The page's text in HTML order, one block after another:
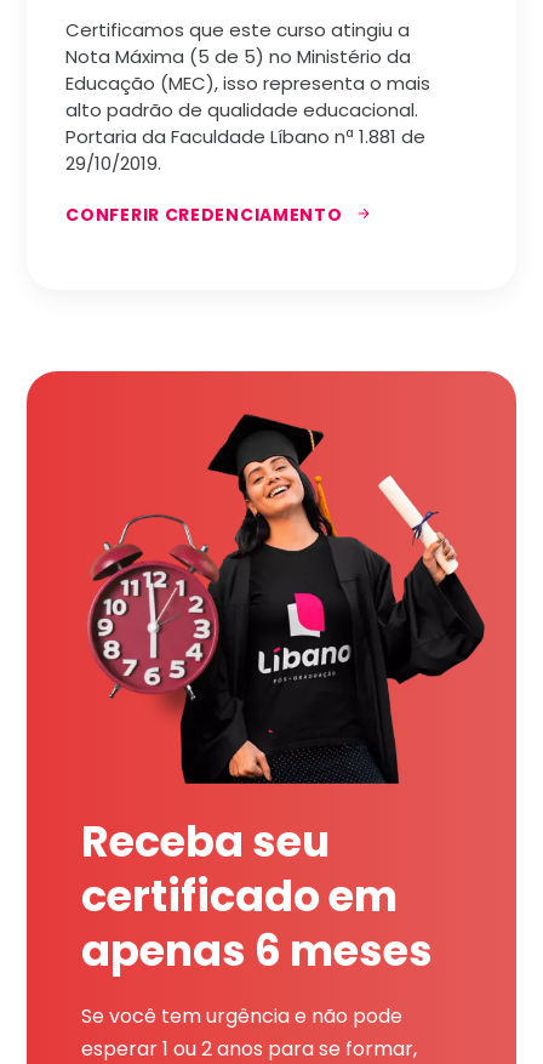
Certificamos que este curso atingiu a
Nota Máxima (5 de 5) no Ministério da
Educação (MEC), isso representa o mais
alto padrão de qualidade educacional.
Portaria da Faculdade Líbano nª 1.881 de
29/10/2019.
CONFERIR CREDENCIAMENTO
Receba seu
certificado em
apenas 6 meses
Se você tem urgência e não pode
esperar 1 ou 2 anos para se formar,